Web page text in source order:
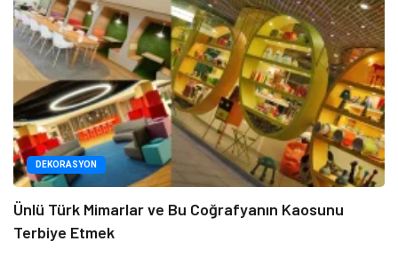
DEKORASYON
Ünlü Türk Mimarlar ve Bu Coğrafyanın Kaosunu
Terbiye Etmek